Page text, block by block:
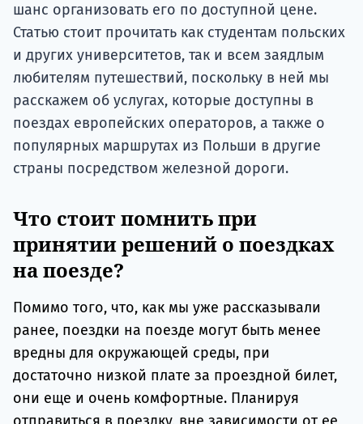
шанс организовать его по доступной цене.
Статью стоит прочитать как студентам польских
и других университетов, так и всем заядлым
любителям путешествий, поскольку в ней мы
расскажем об услугах, которые доступны в
поездах европейских операторов, а также о
популярных маршрутах из Польши в другие
страны посредством железной дороги.
Что стоит помнить при
принятии решений о поездках
на поезде?
Помимо того, что, как мы уже рассказывали
ранее, поездки на поезде могут быть менее
вредны для окружающей среды, при
достаточно низкой плате за проездной билет,
они еще и очень комфортные. Планируя